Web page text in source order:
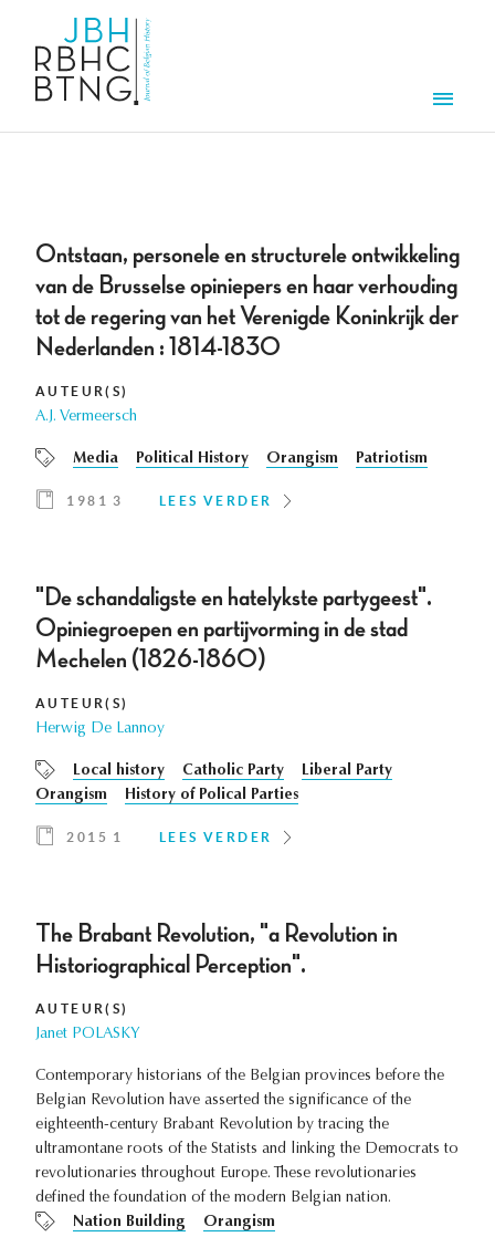
Ontstaan, personele en structurele ontwikkeling
van de Brusselse opiniepers en haar verhouding
tot de regering van het Verenigde Koninkrijk der
Nederlanden : 1814-1830
AUTEUR(S)
A.J. Vermeersch
Media Political History Orangism Patriotism
1981 3 LEES VERDER
"De schandaligste en hatelykste partygeest".
Opiniegroepen en partijvorming in de stad
Mechelen (1826-1860)
AUTEUR(S)
Herwig De Lannoy
Local history Catholic Party
Liberal Party
Orangism
History of Polical Parties
2015 1 LEES VERDER
The Brabant Revolution, "a Revolution in
Historiographical Perception".
AUTEUR(S)
Janet POLASKY
Contemporary historians of the Belgian provinces before the
Belgian Revolution have asserted the significance of the
eighteenth-century Brabant Revolution by tracing the
ultramontane roots of the Statists and linking the Democrats to
revolutionaries throughout Europe. These revolutionaries
defined the foundation of the modern Belgian nation.
Nation Building
Orangism